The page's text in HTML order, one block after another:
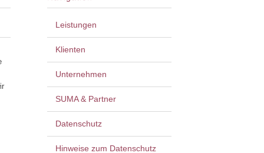
Leistungen
Klienten
Unternehmen
SUMA & Partner
Datenschutz
Hinweise zum Datenschutz